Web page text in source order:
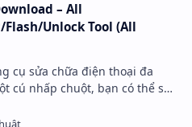
– All
Unlock Tool (All
cụ sửa chữa điện thoại đa
cú nhấp chuột, bạn có thể sử